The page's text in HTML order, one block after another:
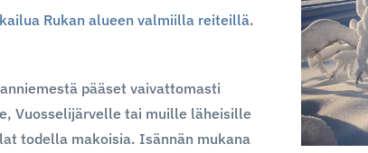
Rukan alueen valmiilla reiteillä.
pääset vaivattomasti
Vuosselijärvelle tai muille läheisille
todella makoisia. Isännän mukana